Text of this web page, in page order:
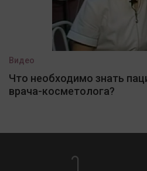
Видео
Что необходимо знать
врача-косметолога?